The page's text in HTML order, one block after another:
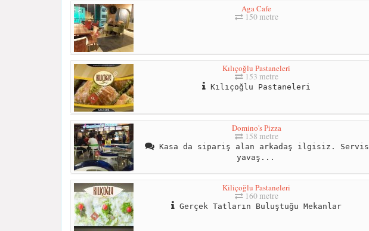
Aga Cafe
150 metre
Kılıçoğlu Pastaneleri
153 metre
Kılıçoğlu Pastaneleri
Domino's Pizza
158 metre
Kasa da sipariş alan arkadaş ilgisiz. Servis
yavaş...
Kiliçoğlu Pastaneleri
160 metre
Gerçek Tatların Buluştuğu Mekanlar